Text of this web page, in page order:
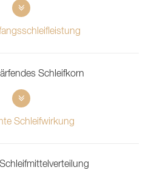
Schleifkorn
Schleifwirkung